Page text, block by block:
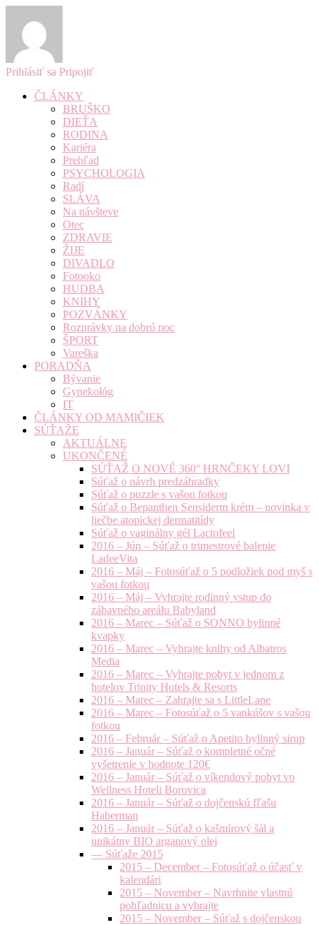
Prihlásiť sa Pripojiť
ČLÁNKY
BRUŠKO
DIEŤA
RODINA
Kariéra
Prehľad
PSYCHOLOGIA
Radí
SLÁVA
Na návšteve
Otec
ZDRAVIE
ŽIJE
DIVADLO
Fotooko
HUDBA
KNIHY
POZVÁNKY
Rozprávky na dobrú noc
ŠPORT
Vareška
PORADŇA
Bývanie
Gynekológ
IT
ČLÁNKY OD MAMIČIEK
SÚŤAŽE
AKTUÁLNE
UKONČENÉ
SÚŤAŽ O NOVÉ 360° HRNČEKY LOVI
Súťaž o návrh predzáhradky
Súťaž o puzzle s vašou fotkou
Súťaž o Bepanthen Sensiderm krém – novinka v
liečbe atopickej dermatitídy
Súťaž o vaginálny gél Lactofeel
2016 – Jún – Súťaž o trimestrové balenie
LadeeVita
2016 – Máj – Fotosúťaž o 5 podložiek pod myš s
vašou fotkou
2016 – Máj – Vyhrajte rodinný vstup do
zábavného areálu Babyland
2016 – Marec – Súťaž o SONNO bylinné
kvapky
2016 – Marec – Vyhrajte knihy od Albatros
Media
2016 – Marec – Vyhrajte pobyt v jednom z
hotelov Trinity Hotels & Resorts
2016 – Marec – Zahrajte sa s LittleLane
2016 – Marec – Fotosúťaž o 5 vankúšov s vašou
fotkou
2016 – Február – Súťaž o Apetito bylinný sirup
2016 – Január – Súťaž o kompletné očné
vyšetrenie v hodnote 120€
2016 – Január – Súťaž o víkendový pobyt vo
Wellness Hoteli Borovica
2016 – Január – Súťaž o dojčenskú fľašu
Haberman
2016 – Január – Súťaž o kašmírový šál a
unikátny BIO arganový olej
— Súťaže 2015
2015 – December – Fotosúťaž o účasť v
kalendári
2015 – November – Navrhnite vlastnú
pohľadnicu a vyhrajte
2015 – November – Súťaž s dojčenskou